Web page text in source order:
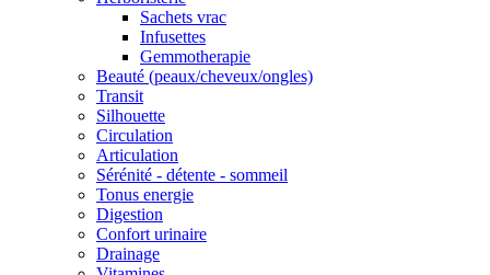
Sachets vrac
Infusettes
Gemmotherapie
Beauté (peaux/cheveux/ongles)
Transit
Silhouette
Circulation
Articulation
Sérénité - détente - sommeil
Tonus energie
Digestion
Confort urinaire
Drainage